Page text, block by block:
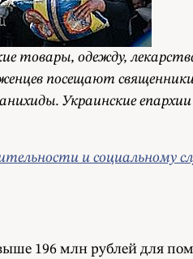
товары, одежду,
посещают
Украинские
и социальному
196 млн рублей для